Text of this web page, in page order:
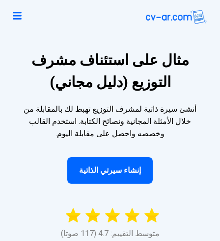
مثال على استئناف مشرف
التوزيع (دليل مجاني)
أنشئ سيرة ذاتية لمشرف التوزيع تهبط لك بالمقابلة من
خلال الأمثلة المجانية ونصائح الكتابة. استخدم القالب
وخصصه واحصل على مقابلة اليوم.
إنشاء سيرتي الذاتية
متوسط التقييم: 4.7 (117 صوتا)